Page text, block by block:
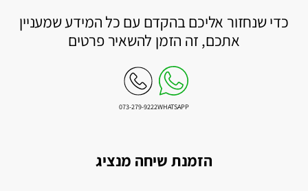
כדי שנחזור אליכם בהקדם עם כל המידע שמעניין
אתכם, זה הזמן להשאיר פרטים
WHATSAPP
073-279-9222
הזמנת שיחה מנציג